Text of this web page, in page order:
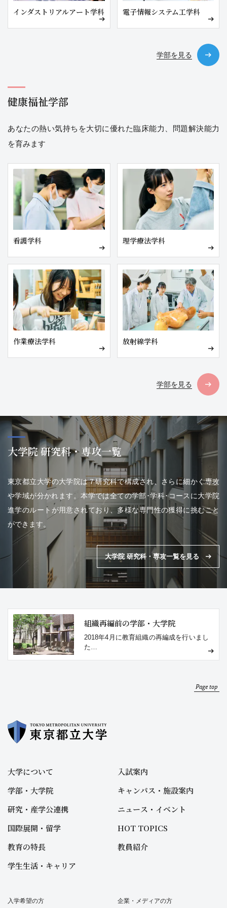
インダストリアルアート学科 電子情報システム工学科
学部を見る
健康福祉学部
あなたの熱い気持ちを大切に優れた臨床能力、問題解決能力
を育みます
看護学科 理学療法学科
作業療法学科 放射線学科
学部を見る
大学院 研究科・専攻一覧
東京都立大学の大学院は７研究科で構成され、さらに細かく専攻
や学域が分かれます。本学では全ての学部･学科･コースに大学院
進学のルートが用意されており、多様な専門性の獲得に挑むこと
ができます。
大学院 研究科・専攻一覧を見る
組織再編前の学部・大学院
2018年4月に教育組織の再編成を行いまし
た
Page top
大学について
学部・大学院
研究・産学公連携
国際展開・留学
教育の特長
学生生活・キャリア
入試案内
キャンパス・施設案内
ニュース・イベント
HOT TOPICS
教員紹介
入学希望の方 企業・メディアの方